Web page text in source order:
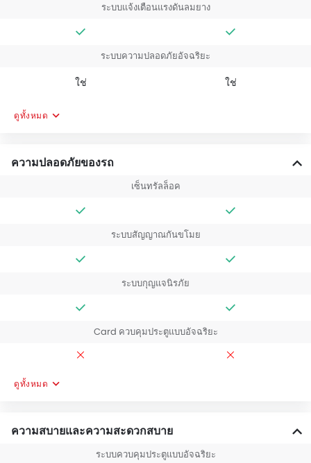
ระบบแจ้งเตือนแรงดันลมยาง
ระบบความปลอดภัยอัจฉริยะ
ใช่ ใช่
ดูทั้งหมด
ความปลอดภัยของรถ
เซ็นทรัลล็อค
ระบบสัญญาณกันขโมย
ระบบกุญแจนิรภัย
Card ควบคุมประตูแบบอัจฉริยะ
ดูทั้งหมด
ความสบายและความสะดวกสบาย
ระบบควบคุมประตูแบบอัจฉริยะ